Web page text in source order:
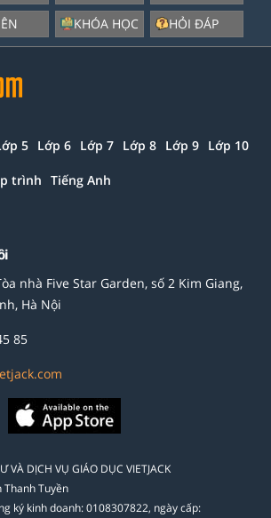
KHÓA HỌC
HỎI ĐÁP
5 Lớp 6 Lớp 7 Lớp 8 Lớp 9 Lớp 10
trình Tiếng Anh
nhà Five Star Garden, số 2 Kim Giang,
Hà Nội
85
VÀ DỊCH VỤ GIÁO DỤC VIETJACK
Thanh Tuyền
ký kinh doanh: 0108307822, ngày cấp: